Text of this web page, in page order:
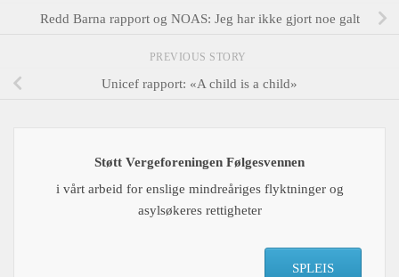
Redd Barna rapport og NOAS: Jeg har ikke gjort noe galt
PREVIOUS STORY
Unicef rapport: «A child is a child»
Støtt Vergeforeningen Følgesvennen
i vårt arbeid for enslige mindreåriges flyktninger og
asylsøkeres rettigheter
SPLEIS